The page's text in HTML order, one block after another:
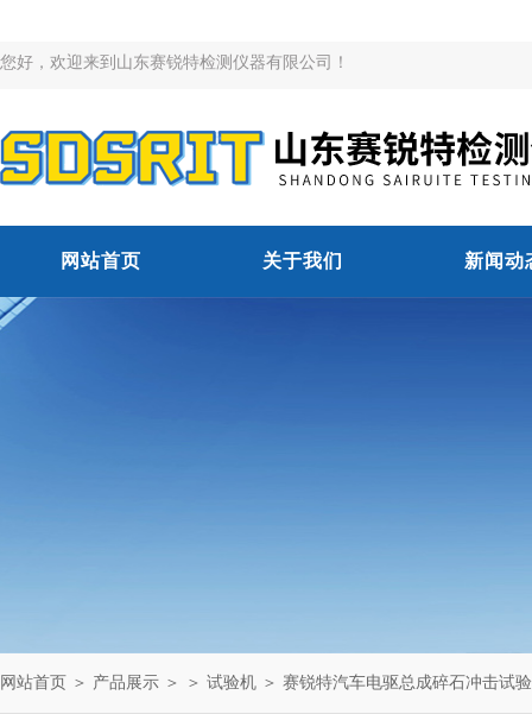
您好，欢迎来到山东赛锐特检测仪器有限公司！
网站首页 关于我们 新闻动
网站首页 ＞ 产品展示 ＞ ＞ 试验机 ＞ 赛锐特汽车电驱总成碎石冲击试